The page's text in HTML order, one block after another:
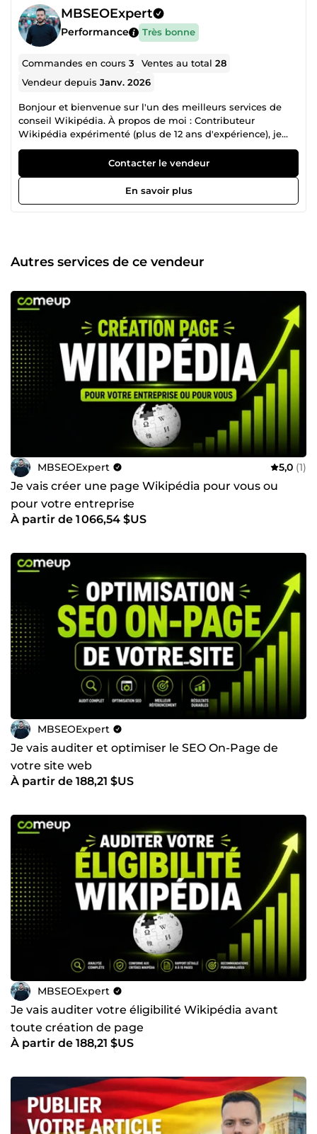
MBSEOExpert
Performance Très bonne
Commandes en cours3 Ventes au total28
Vendeur depuisJanv. 2026
Bonjour et bienvenue sur l'un des meilleurs services de
conseil Wikipédia. À propos de moi : Contributeur
Wikipédia expérimenté (plus de 12 ans d'expérience), je
propose des services de conseil en freelance. Mes services :
Presque tous types de tâches Wikipédia, notamment :
Création de nouvelles pages Wikipédia Modification/Mise
à jour de pages existantes Modification des infoboxes et
insertion/mise à jour d'images Correction des problèmes
Contacter le vendeur
En savoir plus
Autres services de ce vendeur
MBSEOExpert 5,0 (1)
Je vais créer une page Wikipédia pour vous ou
pour votre entreprise
À partir de 1 066,54 $US
MBSEOExpert
Je vais auditer et optimiser le SEO On-Page de
votre site web
À partir de 188,21 $US
MBSEOExpert
Je vais auditer votre éligibilité Wikipédia avant
toute création de page
À partir de 188,21 $US